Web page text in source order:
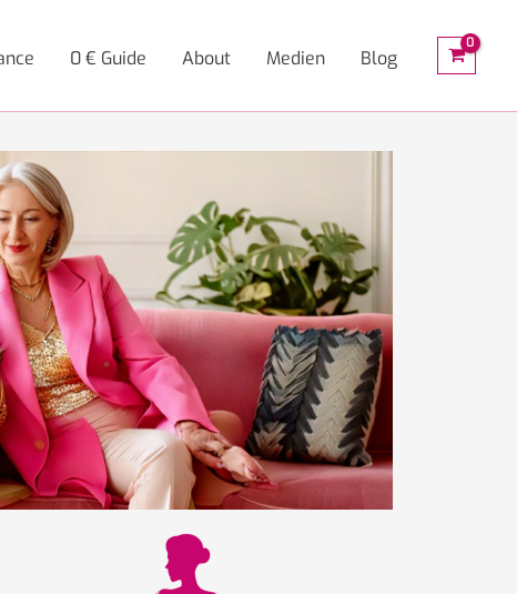
0 € Guide About Medien Blog
Heißhunger-